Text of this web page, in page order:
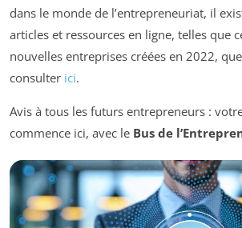
dans le monde de l’entrepreneuriat, il
articles et ressources en ligne, telles que
nouvelles entreprises créées en 2022,
consulter ici.
Avis à tous les futurs entrepreneurs :
commence ici, avec le Bus de